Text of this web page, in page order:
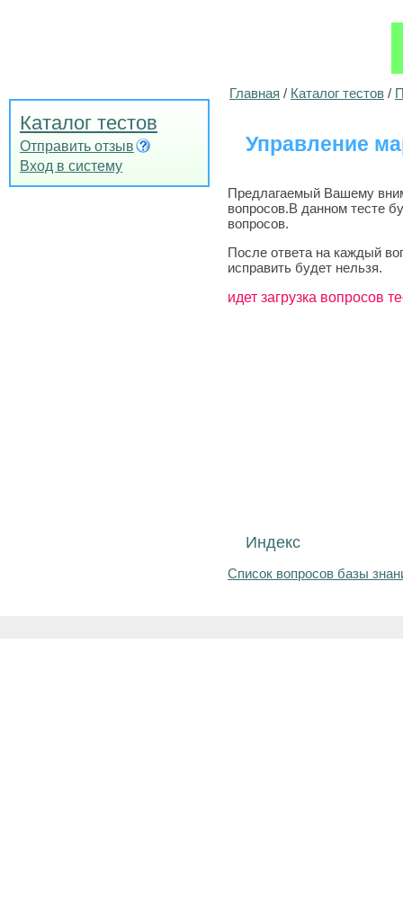
Каталог тестов
Отправить отзыв
Вход в систему
Главная / Каталог тестов /
Управление
Предлагаемый Вашему
вопросов.В данном тесте
вопросов.
После ответа на каждый
исправить будет нельзя.
идет загрузка вопросов
Индекс
Список вопросов базы